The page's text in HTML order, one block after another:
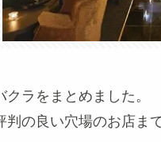
ラをまとめました。
判の良い穴場のお店ま